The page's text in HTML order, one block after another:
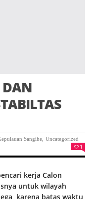
DAN
Sangihe Uncategorized
1
kerja Calon
untuk wilayah
karena batas waktu